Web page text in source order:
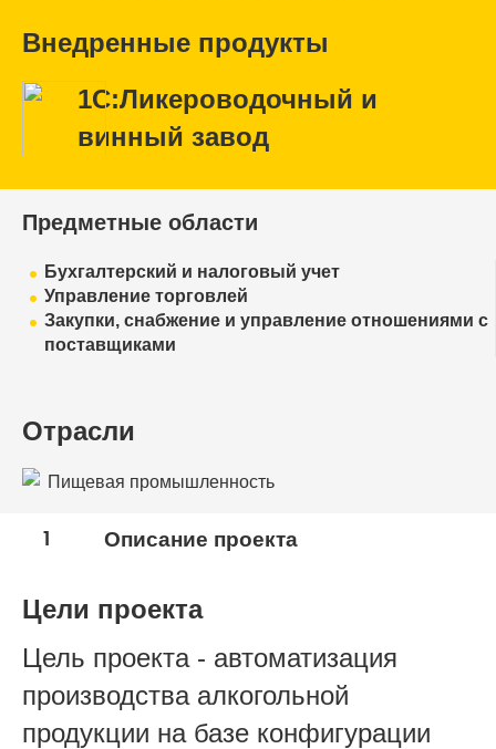
Внедренные продукты
1С:Ликероводочный и
винный завод
Предметные области
Бухгалтерский и налоговый учет
Управление торговлей
Закупки, снабжение и управление отношениями с
поставщиками
Отрасли
Пищевая промышленность
1 Описание проекта
Цели проекта
Цель проекта - автоматизация
производства алкогольной
продукции на базе конфигурации